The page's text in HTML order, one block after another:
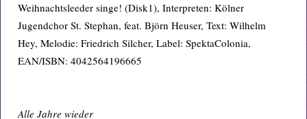
Weihnachtsleeder singe! (Disk1), Interpreten: Kölner
Jugendchor St. Stephan, feat. Björn Heuser, Text: Wilhelm
Hey, Melodie: Friedrich Silcher, Label: SpektaColonia,
EAN/ISBN: 4042564196665
Alle Jahre wieder